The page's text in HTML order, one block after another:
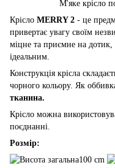
М'яке крісло
Крісло MERRY 2 - це
привертає увагу своїм
міцне та приємне на
ідеальним.
Конструкція крісла
чорного кольору. Як
тканина.
Крісло можна
поєднанні.
Розмір:
100 cm